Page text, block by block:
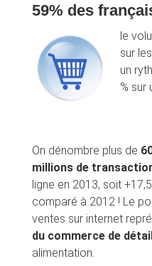
59% des
On dénombre plus de
millions de
ligne en 2013, soit
comparé à 2012 ! Le
ventes sur internet
du commerce de
alimentation.
le
sur
un
% sur